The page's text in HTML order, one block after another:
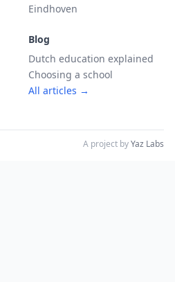
Eindhoven
Blog
Dutch education explained
Choosing a school
All articles →
A project byYaz Labs